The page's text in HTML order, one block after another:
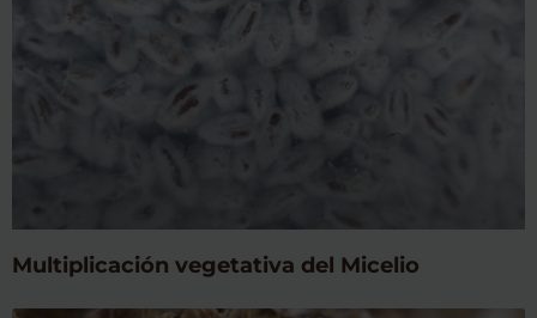
Multiplicación vegetativa del Micelio